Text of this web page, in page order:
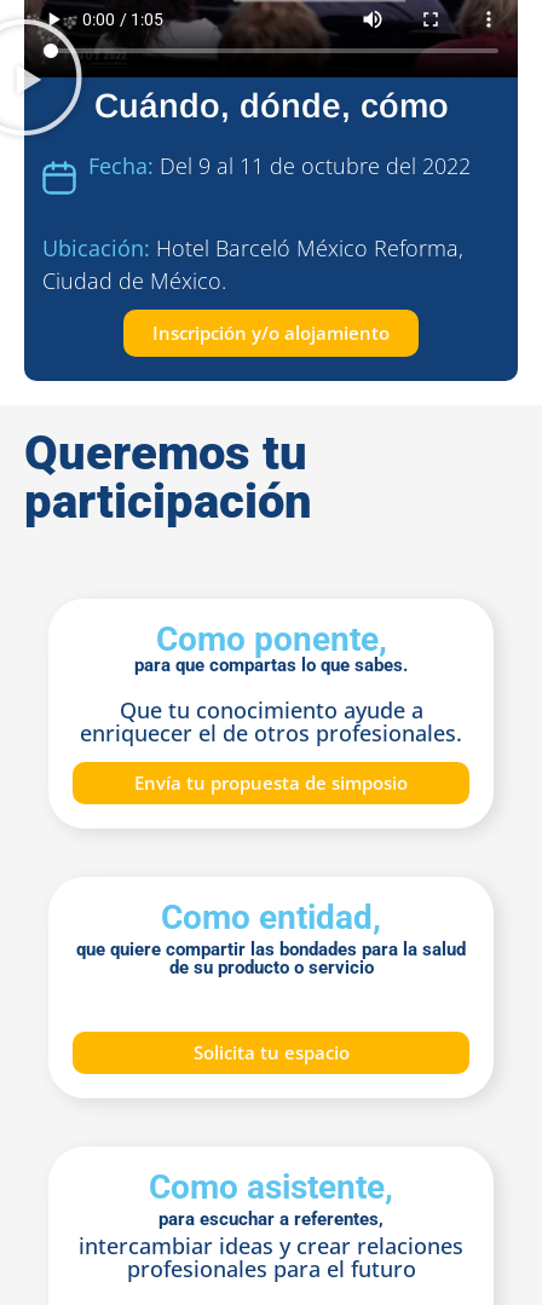
Cuándo, dónde, cómo
Fecha: Del 9 al 11 de octubre del 2022
Ubicación: Hotel Barceló México Reforma,
Ciudad de México.
Inscripción y/o alojamiento
Queremos tu
participación
Como ponente,
para que compartas lo que sabes.
Que tu conocimiento ayude a
enriquecer el de otros profesionales.
Envía tu propuesta de simposio
Como entidad,
que quiere compartir las bondades para la salud
de su producto o servicio
Solicita tu espacio
Como asistente,
para escuchar a referentes,
intercambiar ideas y crear relaciones
profesionales para el futuro